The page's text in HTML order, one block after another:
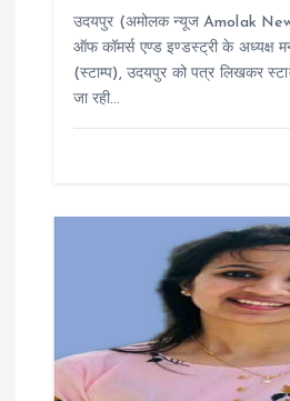
उदयपुर (अमोलक न्यूज Amolak
ऑफ कॉमर्स एण्ड इण्डस्ट्री के अध्यक्ष
(स्टाम्प), उदयपुर को पत्र लिखकर
जा रही…